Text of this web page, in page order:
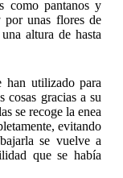
como pantanos y
por unas flores de
altura de hasta
han utilizado para
cosas gracias a su
se recoge la enea
evitando
se vuelve a
que se había